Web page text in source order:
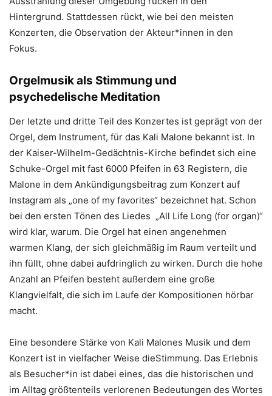
Hintergrund. Stattdessen rückt, wie bei den meisten
Konzerten, die Observation der Akteur*innen in den
Fokus.
Orgelmusik als Stimmung und
psychedelische Meditation
Der letzte und dritte Teil des Konzertes ist geprägt von der
Orgel, dem Instrument, für das Kali Malone bekannt ist. In
der Kaiser-Wilhelm-Gedächtnis-Kirche befindet sich eine
Schuke-Orgel mit fast 6000 Pfeifen in 63 Registern, die
Malone in dem Ankündigungsbeitrag zum Konzert auf
Instagram als „one of my favorites“ bezeichnet hat. Schon
bei den ersten Tönen des Liedes „All Life Long (for organ)“
wird klar, warum. Die Orgel hat einen angenehmen
warmen Klang, der sich gleichmäßig im Raum verteilt und
ihn füllt, ohne dabei aufdringlich zu wirken. Durch die hohe
Anzahl an Pfeifen besteht außerdem eine große
Klangvielfalt, die sich im Laufe der Kompositionen hörbar
macht.
Eine besondere Stärke von Kali Malones Musik und dem
Konzert ist in vielfacher Weise dieStimmung. Das Erlebnis
als Besucher*in ist dabei eines, das die historischen und
im Alltag größtenteils verlorenen Bedeutungen des Wortes